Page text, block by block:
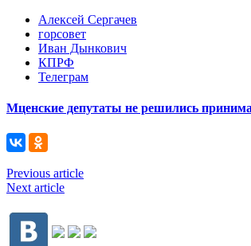
Алексей Сергачев
горсовет
Иван Дынкович
КПРФ
Телеграм
Мценские депутаты не решились
Previous article
Next article